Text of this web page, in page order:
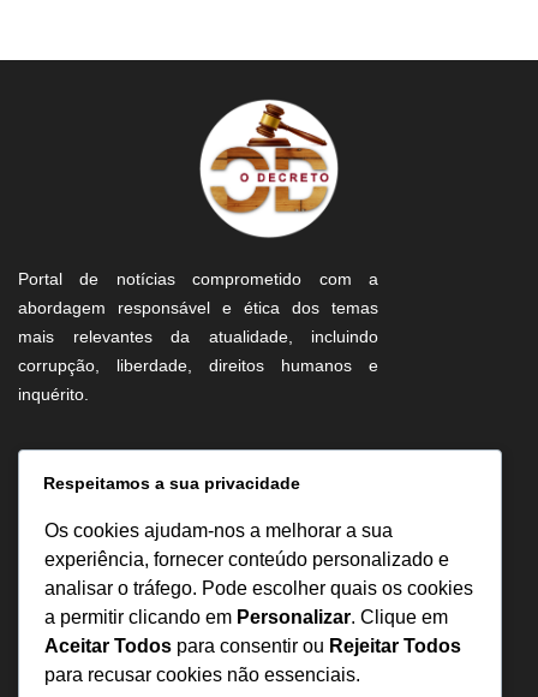
Portal de notícias comprometido com a
abordagem responsável e ética dos temas
mais relevantes da atualidade, incluindo
corrupção, liberdade, direitos humanos e
inquérito.
Informação
Sobre Nós
Estatuto Editorial
Inquérito
Denuncia
Política de Privacidade
Respeitamos a sua privacidade
Os cookies ajudam-nos a melhorar a sua
experiência, fornecer conteúdo personalizado e
analisar o tráfego. Pode escolher quais os cookies
a permitir clicando em Personalizar. Clique em
Aceitar Todos para consentir ou Rejeitar Todos
para recusar cookies não essenciais.